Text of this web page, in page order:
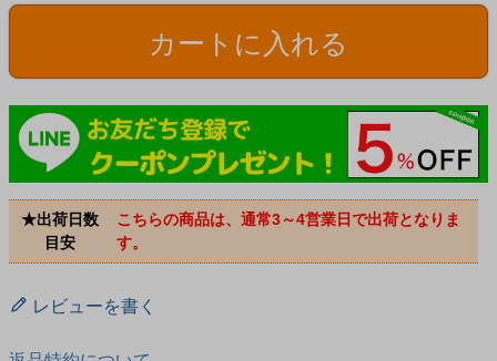
カートに入れる
★出荷日数
目安
こちらの商品は、通常3～4営業日で出荷となりま
す。
レビューを書く